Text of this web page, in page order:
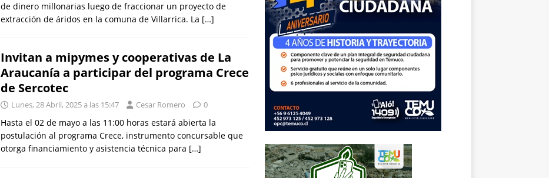
de dinero millonarias luego de fraccionar un proyecto de
extracción de áridos en la comuna de Villarrica. La […]
Invitan a mipymes y cooperativas de La
Araucanía a participar del programa Crece
de Sercotec
Lunes, 28 Abril, 2025 a las 15:47 Cesar Romero 0
Hasta el 02 de mayo a las 11:00 horas estará abierta la
postulación al programa Crece, instrumento concursable que
otorga financiamiento y asistencia técnica para […]